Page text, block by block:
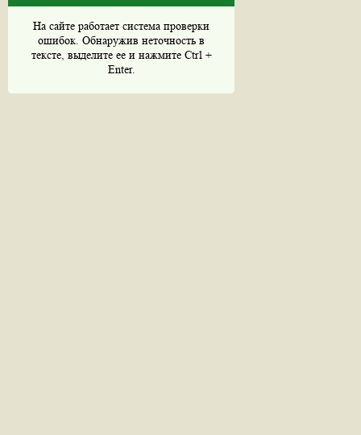
На сайте работает система проверки
ошибок. Обнаружив неточность в
тексте, выделите ее и нажмите Ctrl +
Enter.